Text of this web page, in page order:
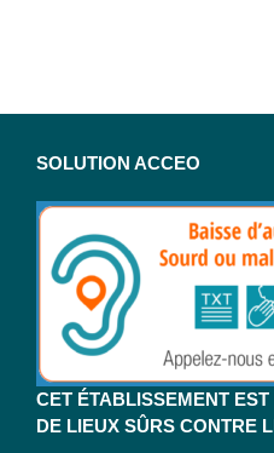
SOLUTION ACCEO
CET ÉTABLISSEMENT
DE LIEUX SÛRS CONTRE